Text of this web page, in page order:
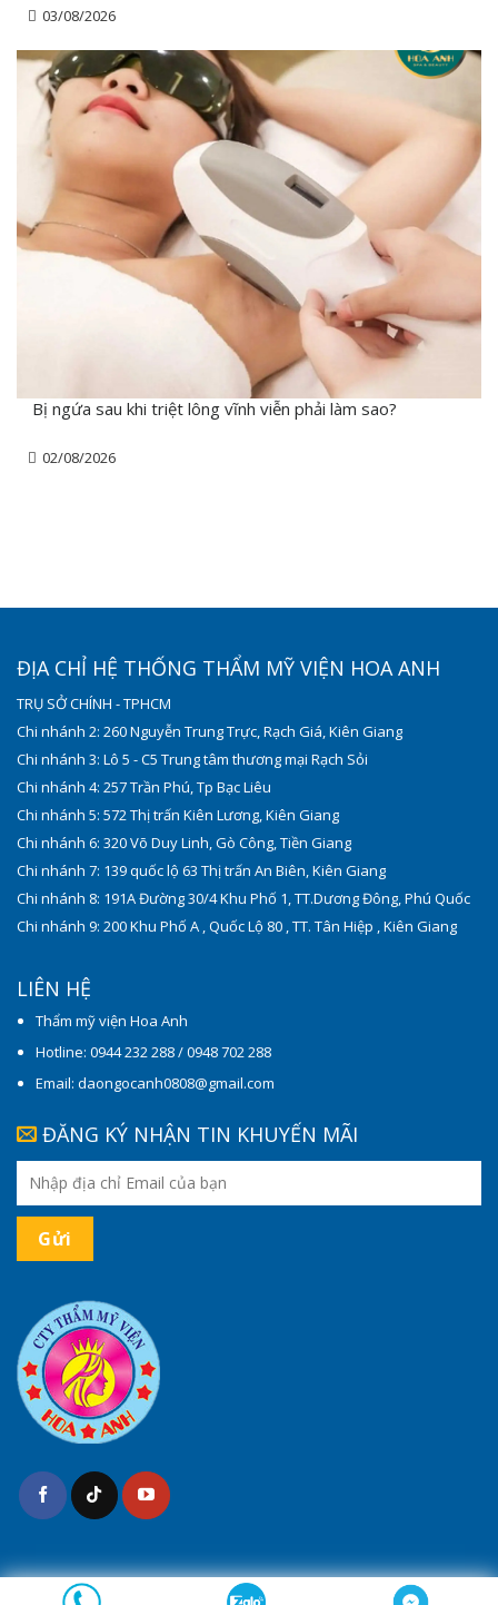
03/08/2026
Bị ngứa sau khi triệt lông vĩnh viễn phải làm sao?
02/08/2026
ĐỊA CHỈ HỆ THỐNG THẨM MỸ VIỆN HOA ANH
TRỤ SỞ CHÍNH - TPHCM
Chi nhánh 2: 260 Nguyễn Trung Trực, Rạch Giá, Kiên Giang
Chi nhánh 3: Lô 5 - C5 Trung tâm thương mại Rạch Sỏi
Chi nhánh 4: 257 Trần Phú, Tp Bạc Liêu
Chi nhánh 5: 572 Thị trấn Kiên Lương, Kiên Giang
Chi nhánh 6: 320 Võ Duy Linh, Gò Công, Tiền Giang
Chi nhánh 7: 139 quốc lộ 63 Thị trấn An Biên, Kiên Giang
Chi nhánh 8: 191A Đường 30/4 Khu Phố 1, TT.Dương Đông, Phú Quốc
Chi nhánh 9: 200 Khu Phố A , Quốc Lộ 80 , TT. Tân Hiệp , Kiên Giang
LIÊN HỆ
Thẩm mỹ viện Hoa Anh
Hotline: 0944 232 288 / 0948 702 288
Email: daongocanh0808@gmail.com
ĐĂNG KÝ NHẬN TIN KHUYẾN MÃI